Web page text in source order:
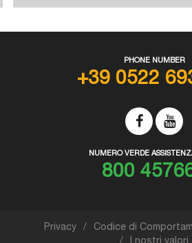
PHONE NUMBER
+39 0522
NUMERO VERDE
800
Privacy
Codice di